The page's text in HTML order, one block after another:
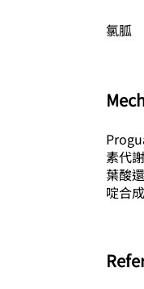
氯胍
素代
葉酸
啶合